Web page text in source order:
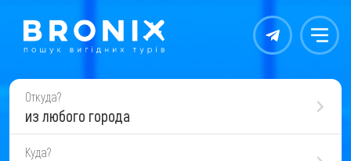
Контакты Меню
Откуда?
из любого города
Куда?